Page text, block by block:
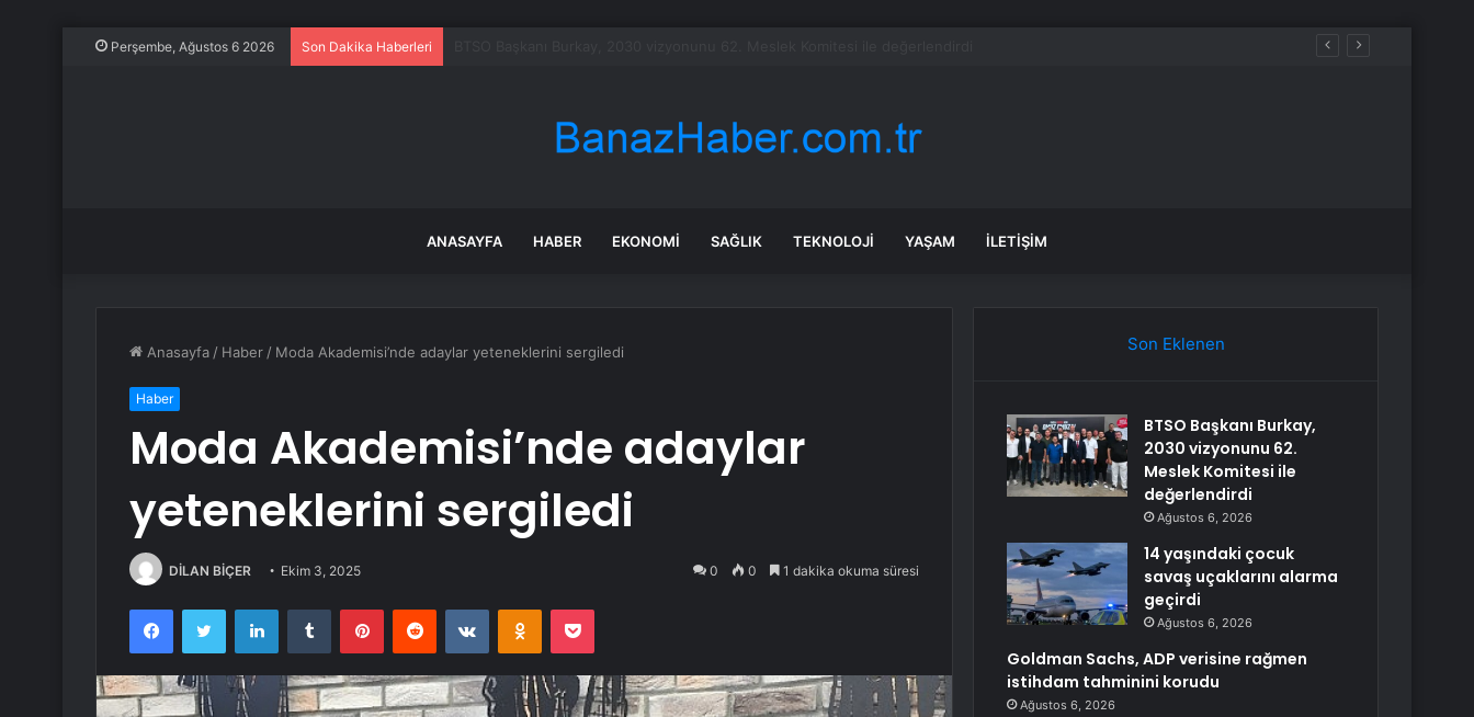
Perşembe, Ağustos 6 2026 Son Dakika Haberleri
ANASAYFA HABER EKONOMI SAĞLIK TEKNOLOJI YAŞAM İLETIŞIM
Anasayfa / Haber / Moda Akademisi’nde adaylar yeteneklerini sergiledi
Haber
Moda Akademisi’nde adaylar
yeteneklerini sergiledi
DİLAN BİÇER Ekim 3, 2025 0 0 1 dakika okuma süresi
FacebookTwitter LinkedInTumblr PinterestReddit VKontakteOdnoklassniki
Pocket
Son Eklenen
BTSO Başkanı Burkay,
2030 vizyonunu 62.
Meslek Komitesi ile
değerlendirdi
Ağustos 6, 2026
14 yaşındaki çocuk
savaş uçaklarını alarma
geçirdi
Ağustos 6, 2026
Goldman Sachs, ADP verisine rağmen
istihdam tahminini korudu
Ağustos 6, 2026